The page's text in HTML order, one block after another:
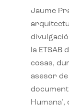
Jaume
la
cosas,
asesor